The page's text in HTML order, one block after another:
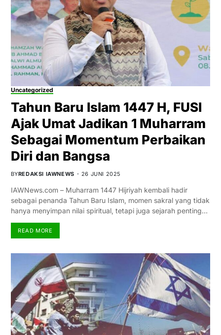
Uncategorized
Tahun Baru Islam 1447 H, FUSI
Ajak Umat Jadikan 1 Muharram
Sebagai Momentum Perbaikan
Diri dan Bangsa
BYREDAKSI IAWNEWS 26 JUNI 2025
IAWNews.com – Muharram 1447 Hijriyah kembali hadir
sebagai penanda Tahun Baru Islam, momen sakral yang tidak
hanya menyimpan nilai spiritual, tetapi juga sejarah penting…
READ MORE